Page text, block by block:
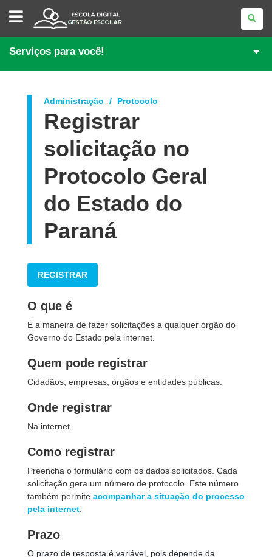
GESTÃO
ESCOLAR
Serviços para você!
Administração Protocolo
Registrar
solicitação no
Protocolo Geral
do Estado do
Paraná
REGISTRAR
O que é
É a maneira de fazer solicitações a qualquer órgão do
Governo do Estado pela internet.
Quem pode registrar
Cidadãos, empresas, órgãos e entidades públicas.
Onde registrar
Na internet.
Como registrar
Preencha o formulário com os dados solicitados. Cada
solicitação gera um número de protocolo. Este número
também permite acompanhar a situação do processo
pela internet
Prazo
O prazo de resposta é variável, pois depende da